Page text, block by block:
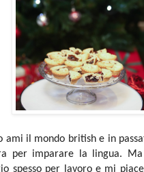
ami il mondo british e in
per imparare la lingua.
spesso per lavoro e mi